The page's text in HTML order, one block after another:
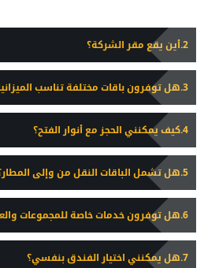
أين يقع مقر الشركة؟
هل توفرون باقات مختلفة تناسب
كيف يمكنني الحجز مع أنوار الفتح؟
هل تشمل الباقات النقل من وإلى
هل توفرون خدمات خاصة للمجموعات
هل يمكنني اختيار الفندق بنفسي؟